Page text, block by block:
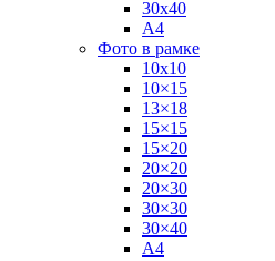
30х40
А4
Фото в рамке
10х10
10×15
13×18
15×15
15×20
20×20
20×30
30×30
30×40
A4